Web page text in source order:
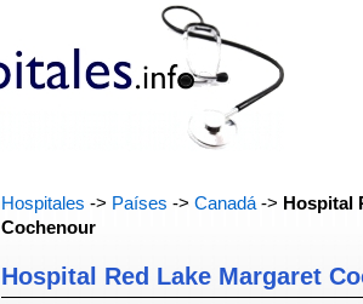
Hospitales -> Países -> Canadá -> Hospital
Cochenour
Hospital Red Lake Margaret